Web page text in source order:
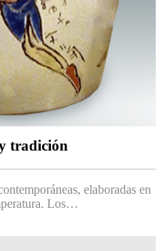
tradición
elaboradas en
Los…